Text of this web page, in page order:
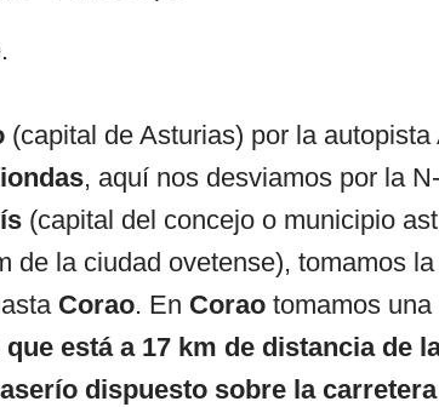
(capital de Asturias) por la
, aquí nos desviamos por la
(capital del concejo o municipio
de la ciudad ovetense), tomamos
Corao. En Corao tomamos
está a 17 km de distancia de
dispuesto sobre la carretera